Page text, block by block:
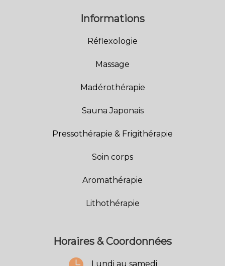
Informations
Réflexologie
Massage
Madérothérapie
Sauna Japonais
Pressothérapie & Frigithérapie
Soin corps
Aromathérapie
Lithothérapie
Horaires & Coordonnées
Lundi au samedi